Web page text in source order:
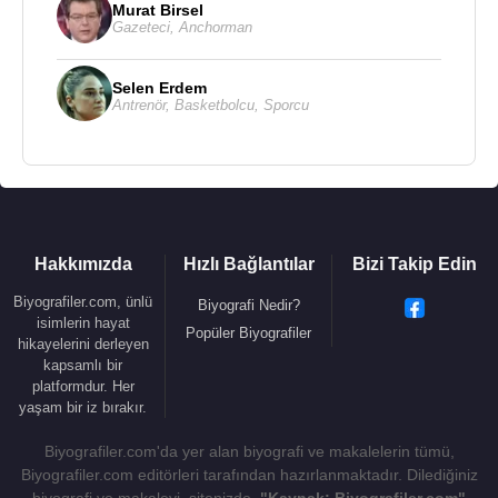
Murat Birsel
Gazeteci Anchorman
Selen Erdem
Antrenör, Basketbolcu Sporcu
Hakkımızda
Biyografiler.com, ünlü
isimlerin hayat
hikayelerini derleyen
kapsamlı bir
platformdur. Her
yaşam bir iz bırakır.
Hızlı Bağlantılar
Biyografi Nedir?
Popüler Biyografiler
Bizi Takip Edin
Biyografiler.com'da yer alan biyografi ve makalelerin tümü,
Biyografiler.com editörleri tarafından hazırlanmaktadır. Dilediğiniz